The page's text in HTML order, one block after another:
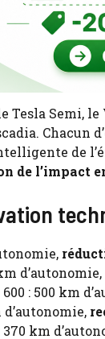
Tesla Semi,
Chacun
de
de l’impact
d’autonomie,
: 500 km
km